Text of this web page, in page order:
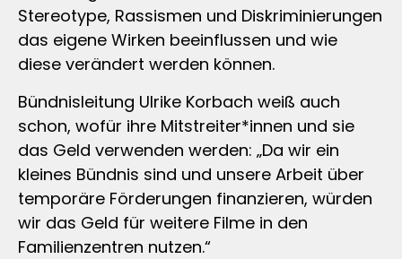
Stereotype, Rassismen und Diskriminierungen
das eigene Wirken beeinflussen und wie
diese verändert werden können.
Bündnisleitung Ulrike Korbach weiß auch
schon, wofür ihre Mitstreiter*innen und sie
das Geld verwenden werden: „Da wir ein
kleines Bündnis sind und unsere Arbeit über
temporäre Förderungen finanzieren, würden
wir das Geld für weitere Filme in den
Familienzentren nutzen.“